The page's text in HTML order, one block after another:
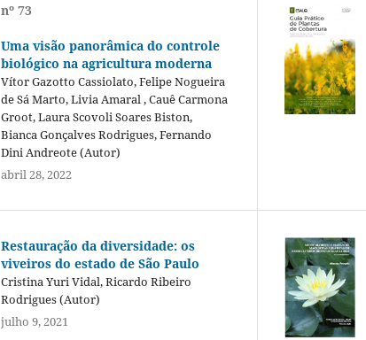
nº 73
Uma visão panorâmica do controle
biológico na agricultura moderna
Vítor Gazotto Cassiolato, Felipe Nogueira
de Sá Marto, Livia Amaral , Cauê Carmona
Groot, Laura Scovoli Soares Biston,
Bianca Gonçalves Rodrigues, Fernando
Dini Andreote (Autor)
abril 28, 2022
Restauração da diversidade: os
viveiros do estado de São Paulo
Cristina Yuri Vidal, Ricardo Ribeiro
Rodrigues (Autor)
julho 9, 2021